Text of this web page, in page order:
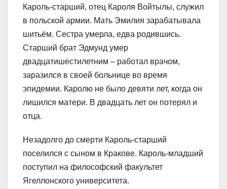
Кароль-старший, отец Кароля Войтылы, служил
в польской армии. Мать Эмилия зарабатывала
шитьём. Сестра умерла, едва родившись.
Старший брат Эдмунд умер
двадцатишестилетним – работал врачом,
заразился в своей больнице во время
эпидемии. Каролю не было девяти лет, когда он
лишился матери. В двадцать лет он потерял и
отца.
Незадолго до смерти Кароль-старший
поселился с сыном в Кракове. Кароль-младший
поступил на философский факультет
Ягеллонского университета.